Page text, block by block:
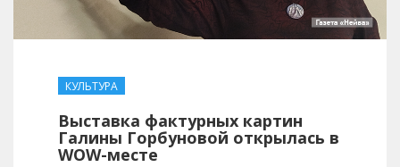
КУЛЬТУРА
Выставка фактурных картин
Галины Горбуновой открылась в
WOW-месте